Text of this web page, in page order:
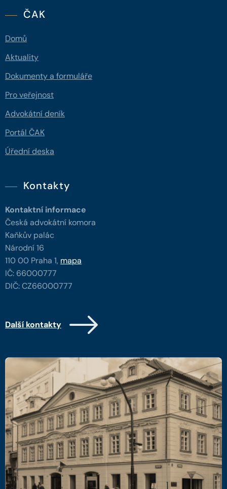
ČAK
Domů
Aktuality
Dokumenty a formuláře
Pro veřejnost
Advokátní deník
Portál ČAK
Úřední deska
Kontakty
Kontaktní informace
Česká advokátní komora
Kaňkův palác
Národní 16
110 00 Praha 1, mapa
IČ: 66000777
DIČ: CZ66000777
Další kontakty